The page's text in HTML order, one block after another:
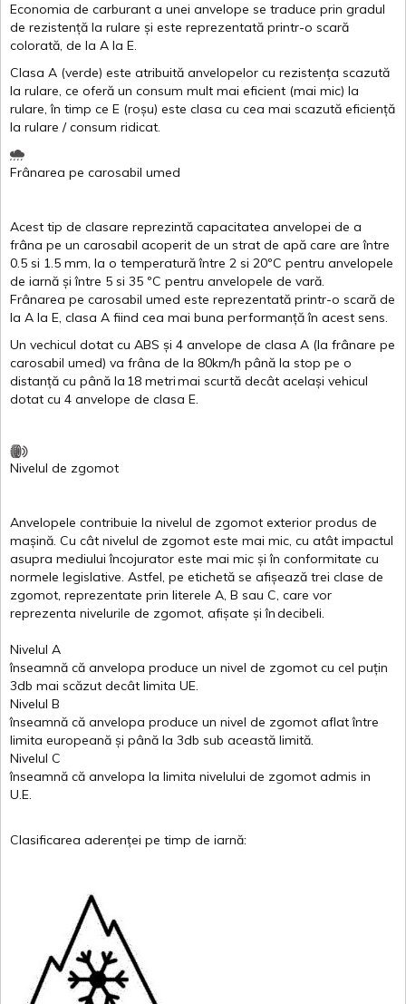
Economia de carburant a unei anvelope se traduce prin gradul
de rezistență la rulare și este reprezentată printr-o scară
colorată, de la A la E.
Clasa A (verde) este atribuită anvelopelor cu rezistența scazută
la rulare, ce oferă un consum mult mai eficient (mai mic) la
rulare,în timp ce E (roșu) este clasa cu cea mai scazută eficiență
la rulare /consum ridicat.
Frânarea pe carosabil umed
Acest tip de clasare reprezintă capacitatea anvelopei de a
frâna pe un carosabil acoperit de un strat de apă care areîntre
0.5 si 1.5 mm, la o temperatură între 2 si 20ºC pentru anvelopele
de iarnă și între 5 si 35 ºC pentru anvelopele de vară.
Frânarea pe carosabil umed este reprezentată printr-o scară de
la A la E, clasa A fiind cea mai buna performanță în acest sens.
Un vechicul dotat cu ABS și 4 anvelope de clasa A (la frânare pe
carosabil umed) va frâna de la 80km/h până la stop pe o
distanță cu până la 18 metrimai scurtă decât același vehicul
dotat cu 4 anvelope de clasa E.
Nivelul de zgomot
Anvelopele contribuie la nivelul de zgomot exterior produs de
mașină. Cu cât nivelul de zgomot este mai mic, cu atât impactul
asupra mediului încojurator este mai mic și în conformitate cu
normele legislative. Astfel, pe etichetă se afișează trei clase de
zgomot, reprezentate prin literele A, B sau C, care vor
reprezenta nivelurile de zgomot, afișate și îndecibeli.
Nivelul A
înseamnă că anvelopa produce un nivel de zgomot cu cel puțin
3db mai scăzut decât limita UE.
Nivelul B
înseamnă că anvelopa produce un nivel de zgomot aflat între
limita europeană și până la 3db sub această limită.
Nivelul C
înseamnă că anvelopa la limita nivelului de zgomot admis in
U.E.
Clasificarea aderenței pe timp de iarnă: